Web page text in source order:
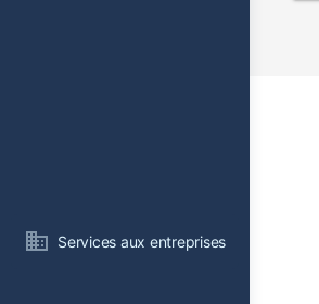
Services aux entreprises